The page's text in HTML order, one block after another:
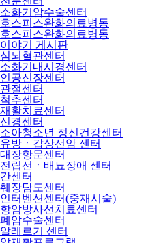
소화기암수술센터
호스피스완화의료병동
호스피스완화의료병동
이야기 게시판
심뇌혈관센터
소화기내시경센터
인공신장센터
관절센터
척추센터
재활치료센터
신경센터
소아청소년 정신건강센터
유방ㆍ갑상선암 센터
대장항문센터
전립선ㆍ배뇨장애 센터
간센터
췌장담도센터
인터벤션센터(중재시술)
항암방사선치료센터
폐암수술센터
알레르기 센터